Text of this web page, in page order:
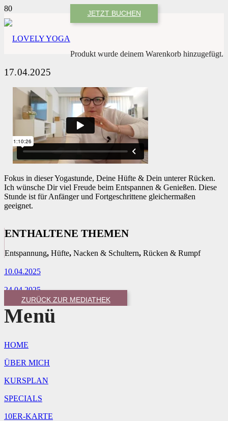
JETZT BUCHEN
Produkt wurde deinem Warenkorb hinzugefügt.
17.04.2025
Fokus in dieser Yogastunde, Deine Hüfte & Dein unterer Rücken.
Ich wünsche Dir viel Freude beim Entspannen & Genießen. Diese
Stunde ist für Anfänger und Fortgeschrittene gleichermaßen
geeignet.
ENTHALTENE THEMEN
Entspannung, Hüfte, Nacken & Schultern, Rücken & Rumpf
10.04.2025
24.04.2025
ZURÜCK ZUR MEDIATHEK
Menü
HOME
ÜBER MICH
KURSPLAN
SPECIALS
10ER-KARTE